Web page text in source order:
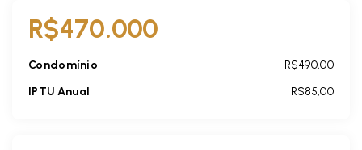
R$470.000
Condomínio
R$490,00
IPTU Anual
R$85,00